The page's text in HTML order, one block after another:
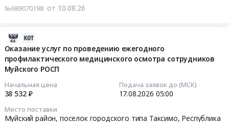
№689070198 от 10.08.26
Оказание услуг по проведению ежегодного
профилактического медицинского осмотра сотрудников
Муйского РОСП
Начальная цена
38 532 ₽
Подача заявок до (МСК)
17.08.2026 05:00
Место поставки
Муйский район, поселок городского типа Таксимо, Республика